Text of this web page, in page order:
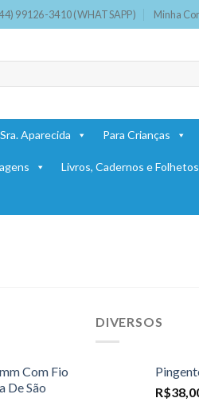
99126-3410 (WHATSAPP) Minha
Aparecida Para Crianças
Livros, Cadernos e Folhetos
Com Fio
De São
DIVERSOS
R$